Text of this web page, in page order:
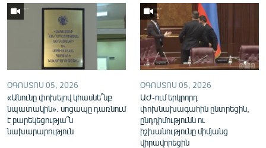
ՕԳՈՍՏՈՍ 05, 2026
«Անունը փոխելով կհասնե՞նք
նպատակին». սոցապը դառնում
է բարեկեցությա՞ն
նախարարություն
ՕԳՈՍՏՈՍ 05, 2026
ԱԺ-ում երկրորդ
փոխնախագահին ընտրեցին,
ընդդիմությունն ու
իշխանությունը միմյանց
վիրավորեցին